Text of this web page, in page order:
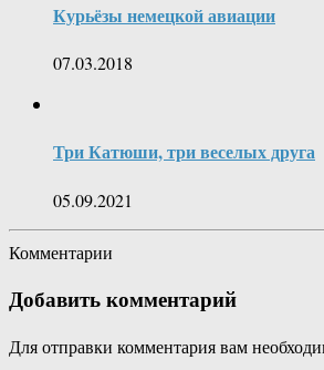
Курьёзы немецкой авиации
07.03.2018
Три Катюши, три веселых друга
05.09.2021
Комментарии
Добавить комментарий
Для отправки комментария вам